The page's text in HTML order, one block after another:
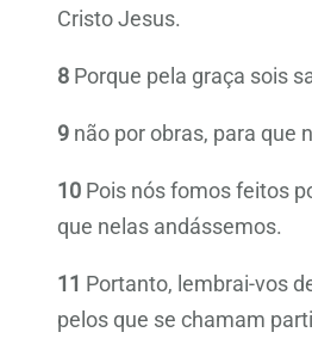
Cristo Jesus.
8 Porque pela graça sois
9 não por obras, para que
10 Pois nós fomos feitos
que nelas andássemos.
11 Portanto, lembrai-vos
pelos que se chamam